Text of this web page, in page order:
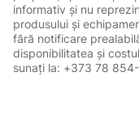
informativ și nu
produsului și
fără notificare
disponibilitatea și
sunați la: +373 78